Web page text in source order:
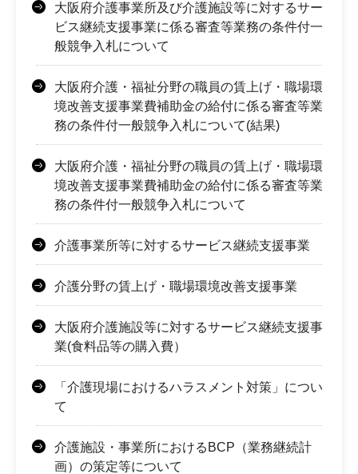
大阪府介護事業所及び介護施設等に対するサー
ビス継続支援事業に係る審査等業務の条件付一
般競争入札について
大阪府介護・福祉分野の職員の賃上げ・職場環
境改善支援事業費補助金の給付に係る審査等業
務の条件付一般競争入札について(結果)
大阪府介護・福祉分野の職員の賃上げ・職場環
境改善支援事業費補助金の給付に係る審査等業
務の条件付一般競争入札について
介護事業所等に対するサービス継続支援事業
介護分野の賃上げ・職場環境改善支援事業
大阪府介護施設等に対するサービス継続支援事
業(食料品等の購入費）
「介護現場におけるハラスメント対策」につい
て
介護施設・事業所におけるBCP（業務継続計
画）の策定等について